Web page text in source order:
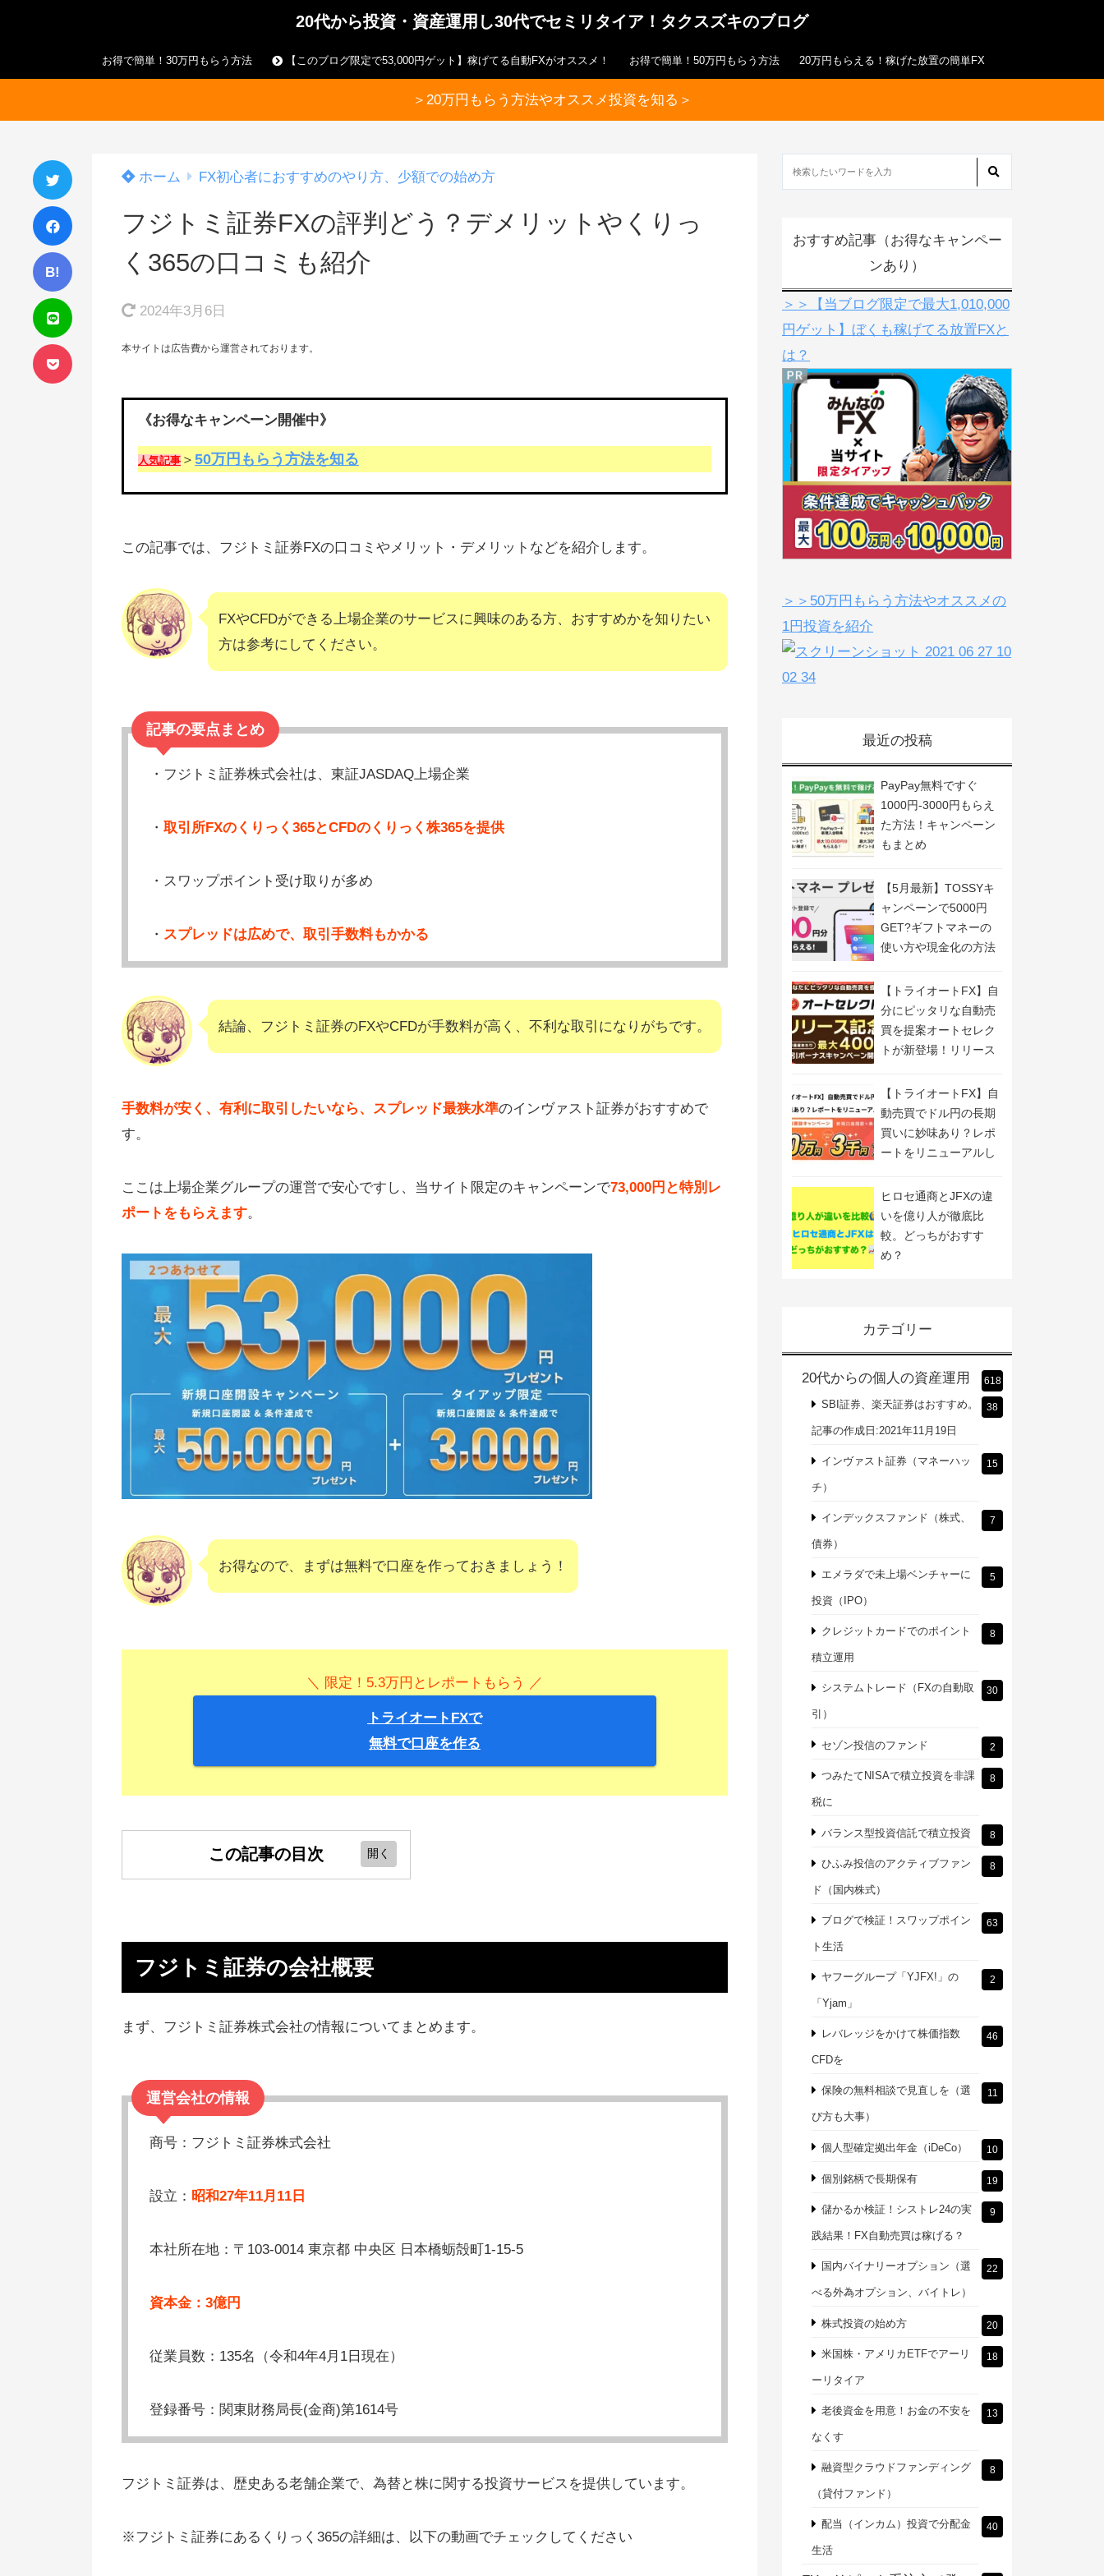
20代から投資・資産運用し30代でセミリタイア！タクスズキのブログ
お得で簡単！30万円もらう方法 【このブログ限定で53,000円ゲット】稼げてる自動FXがオススメ！ お得で簡単！50万円もらう方法 20万円もらえる！稼げた放置の簡単FX
＞20万円もらう方法やオススメ投資を知る＞
B!
ホーム FX初心者におすすめのやり方、少額での始め方
フジトミ証券FXの評判どう？デメリットやくりっ
く365の口コミも紹介
2024年3月6日
本サイトは広告費から運営されております。
《お得なキャンペーン開催中》
人気記事 ＞ 50万円もらう方法を知る
この記事では、フジトミ証券FXの口コミやメリット・デメリットなどを紹介します。
FXやCFDができる上場企業のサービスに興味のある方、おすすめかを知りたい
方は参考にしてください。
記事の要点まとめ
・フジトミ証券株式会社は、東証JASDAQ上場企業
・ 取引所FXのくりっく365とCFDのくりっく株365を提供
・スワップポイント受け取りが多め
・ スプレッドは広めで、取引手数料もかかる
結論、フジトミ証券のFXやCFDが手数料が高く、不利な取引になりがちです。
手数料が安く、有利に取引したいなら、スプレッド最狭水準のインヴァスト証券がおすすめで
す。
ここは上場企業グループの運営で安心ですし、当サイト限定のキャンペーンで73,000円と特別レ
ポートをもらえます。
お得なので、まずは無料で口座を作っておきましょう！
＼ 限定！5.3万円とレポートもらう ／
トライオートFXで
無料で口座を作る
この記事の目次
フジトミ証券のメリット
フジトミ証券がおすすめな人
【まとめ】フジトミ証券FXは最悪？
悪評どう？
フジトミ証券の会社概要
まず、フジトミ証券株式会社の情報についてまとめます。
運営会社の情報
商号：フジトミ証券株式会社
設立： 昭和27年11月11日
本社所在地：〒103-0014 東京都 中央区 日本橋蛎殻町1-15-5
資本金：3億円
従業員数：135名（令和4年4月1日現在）
登録番号：関東財務局長(金商)第1614号
フジトミ証券は、歴史ある老舗企業で、為替と株に関する投資サービスを提供しています。
※フジトミ証券にあるくりっく365の詳細は、以下の動画でチェックしてください
おすすめ記事（お得なキャンペー
ンあり）
＞＞【当ブログ限定で最大1,010,000
円ゲット】ぼくも稼げてる放置FXと
は？
＞＞50万円もらう方法やオススメの
1円投資を紹介
最近の投稿
PayPay無料ですぐ
1000円-3000円もらえ
た方法！キャンペーン
もまとめ
【5月最新】TOSSYキ
ャンペーンで5000円
GET?ギフトマネーの
使い方や現金化の方法
【トライオートFX】自
分にピッタリな自動売
買を提案オートセレク
トが新登場！リリース
催！
【トライオートFX】自
動売買でドル円の長期
買いに妙味あり？レポ
ートをリニューアルし
ヒロセ通商とJFXの違
いを億り人が徹底比
較。どっちがおすす
め？
カテゴリー
20代からの個人の資産運用 618
SBI証券、楽天証券はおすすめ。
記事の作成日:2021年11月19日
38
インヴァスト証券（マネーハッ
チ）
15
インデックスファンド（株式、
債券）
7
エメラダで未上場ベンチャーに
投資（IPO）
5
クレジットカードでのポイント
積立運用
8
システムトレード（FXの自動取
引）
30
セゾン投信のファンド 2
つみたてNISAで積立投資を非課
税に
8
バランス型投資信託で積立投資 8
ひふみ投信のアクティブファン
ド（国内株式）
8
ブログで検証！スワップポイン
ト生活
63
ヤフーグループ「YJFX!」の
「Yjam」
2
レバレッジをかけて株価指数
CFDを
46
保険の無料相談で見直しを（選
び方も大事）
11
個人型確定拠出年金（iDeCo） 10
個別銘柄で長期保有 19
儲かるか検証！シストレ24の実
践結果！FX自動売買は稼げる？
9
国内バイナリーオプション（選
べる外為オプション、バイトレ）
22
株式投資の始め方 20
米国株・アメリカETFでアーリ
ーリタイア
18
老後資金を用意！お金の不安を
なくす
13
融資型クラウドファンディング
（貸付ファンド）
8
配当（インカム）投資で分配金
生活
40